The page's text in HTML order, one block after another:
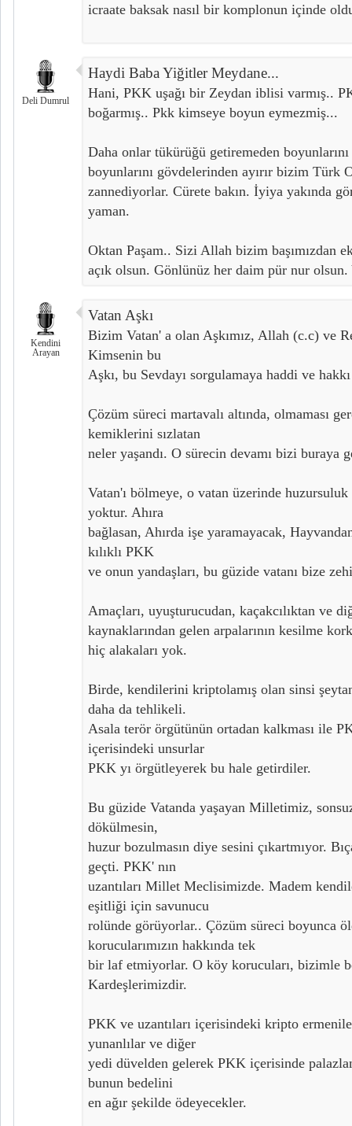
icraate baksak nasıl bir komplonun içinde
Deli Dumrul
Haydi Baba Yiğitler Meydane...
Hani, PKK uşağı bir Zeydan iblisi varmış..
boğarmış.. Pkk kimseye boyun eymezmiş...
Daha onlar tükürüğü getiremeden
boyunlarını gövdelerinden ayırır bizim Türk
zannediyorlar. Cürete bakın. İyiya yakında
yaman.
Oktan Paşam.. Sizi Allah bizim başımızdan
açık olsun. Gönlünüz her daim pür nur olsun.
Kendini
Arayan
Vatan Aşkı
Bizim Vatan' a olan Aşkımız, Allah (c.c) ve
Kimsenin bu
Aşkı, bu Sevdayı sorgulamaya haddi ve
Çözüm süreci martavalı altında, olmaması
kemiklerini sızlatan
neler yaşandı. O sürecin devamı bizi buraya
Vatan'ı bölmeye, o vatan üzerinde
yoktur. Ahıra
bağlasan, Ahırda işe yaramayacak,
kılıklı PKK
ve onun yandaşları, bu güzide vatanı bize
Amaçları, uyuşturucudan, kaçakcılıktan ve
kaynaklarından gelen arpalarının kesilme
hiç alakaları yok.
Birde, kendilerini kriptolamış olan sinsi
daha da tehlikeli.
Asala terör örgütünün ortadan kalkması ile
içerisindeki unsurlar
PKK yı örgütleyerek bu hale getirdiler.
Bu güzide Vatanda yaşayan Milletimiz,
dökülmesin,
huzur bozulmasın diye sesini çıkartmıyor.
geçti. PKK' nın
uzantıları Millet Meclisimizde. Madem
eşitliği için savunucu
rolünde görüyorlar.. Çözüm süreci boyunca
korucularımızın hakkında tek
bir laf etmiyorlar. O köy korucuları, bizimle
Kardeşlerimizdir.
PKK ve uzantıları içerisindeki kripto
yunanlılar ve diğer
yedi düvelden gelerek PKK içerisinde
bunun bedelini
en ağır şekilde ödeyecekler.